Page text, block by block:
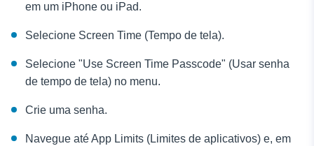
em um iPhone ou iPad.
Selecione Screen Time (Tempo de tela).
Selecione "Use Screen Time Passcode" (Usar senha
de tempo de tela) no menu.
Crie uma senha.
Navegue até App Limits (Limites de aplicativos) e, em